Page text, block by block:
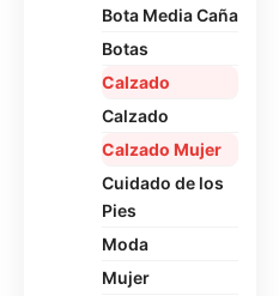
Bota Media Caña
Botas
Calzado
Calzado
Calzado Mujer
Cuidado de los
Pies
Moda
Mujer